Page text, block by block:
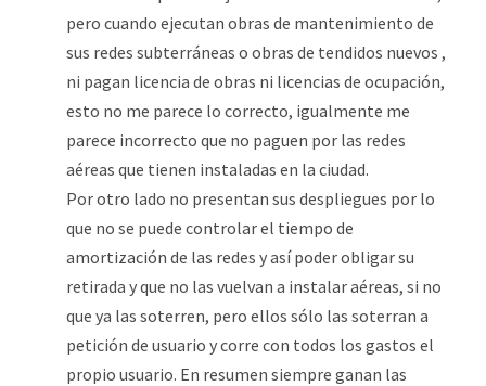
pero cuando ejecutan obras de mantenimiento de
sus redes subterráneas o obras de tendidos nuevos ,
ni pagan licencia de obras ni licencias de ocupación,
esto no me parece lo correcto, igualmente me
parece incorrecto que no paguen por las redes
aéreas que tienen instaladas en la ciudad.
Por otro lado no presentan sus despliegues por lo
que no se puede controlar el tiempo de
amortización de las redes y así poder obligar su
retirada y que no las vuelvan a instalar aéreas, si no
que ya las soterren, pero ellos sólo las soterran a
petición de usuario y corre con todos los gastos el
propio usuario. En resumen siempre ganan las